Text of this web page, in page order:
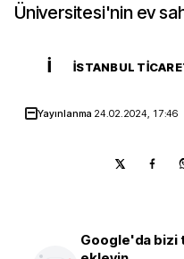
Üniversitesi'nin ev
İ İSTANBUL
Yayınlanma 24.02.2024, 17:46
Google'da bizi